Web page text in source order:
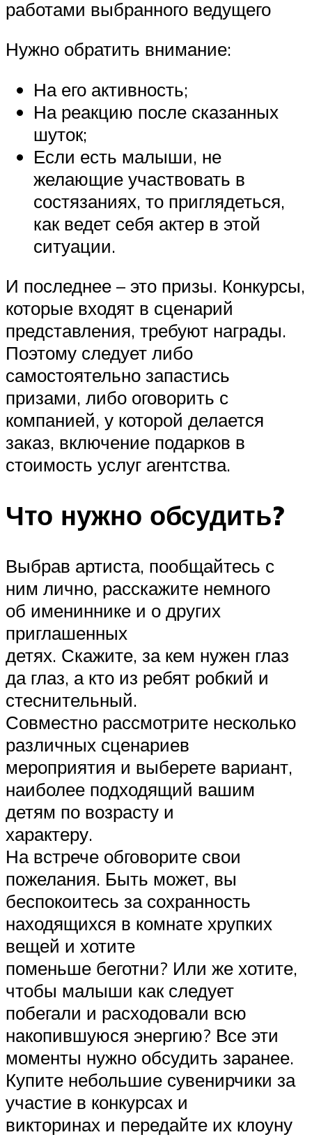
работами выбранного ведущего
Нужно обратить внимание:
На его активность;
На реакцию после сказанных
шуток;
Если есть малыши, не
желающие участвовать в
состязаниях, то приглядеться,
как ведет себя актер в этой
ситуации.
И последнее – это призы. Конкурсы,
которые входят в сценарий
представления, требуют награды.
Поэтому следует либо
самостоятельно запастись
призами, либо оговорить с
компанией, у которой делается
заказ, включение подарков в
стоимость услуг агентства.
Что нужно обсудить?
Выбрав артиста, пообщайтесь с
ним лично, расскажите немного
об имениннике и о других
приглашенных
детях. Скажите, за кем нужен глаз
да глаз, а кто из ребят робкий и
стеснительный.
Совместно рассмотрите несколько
различных сценариев
мероприятия и выберете вариант,
наиболее подходящий вашим
детям по возрасту и
характеру.
На встрече обговорите свои
пожелания. Быть может, вы
беспокоитесь за сохранность
находящихся в комнате хрупких
вещей и хотите
поменьше беготни? Или же хотите,
чтобы малыши как следует
побегали и расходовали всю
накопившуюся энергию? Все эти
моменты нужно обсудить заранее.
Купите небольшие сувенирчики за
участие в конкурсах и
викторинах и передайте их клоуну